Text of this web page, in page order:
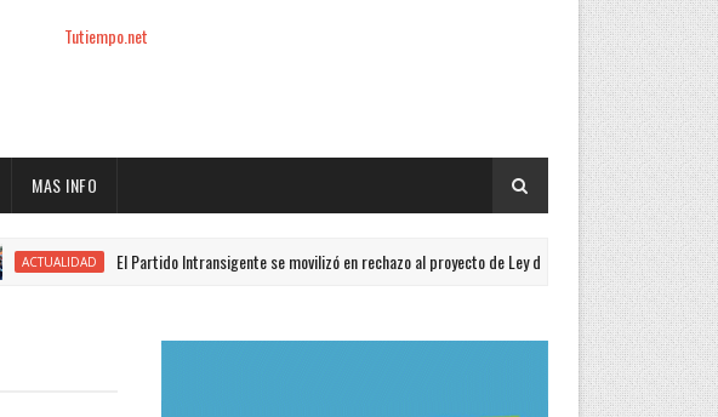
Tutiempo.net
MAS INFO
El Partido Intransigente se movilizó en rechazo al proyecto de Ley de Propiedad Privada